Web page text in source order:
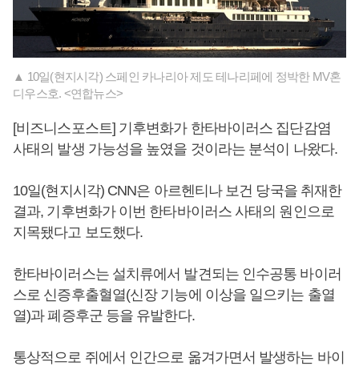
▲ 10일(현지시각) 스페인 카나리아 제도 테나리페에 정박한 MV혼
디우스호. <연합뉴스>
[비즈니스포스트] 기후변화가 한타바이러스 집단감염
사태의 발생 가능성을 높였을 것이라는 분석이 나왔다.
10일(현지시각) CNN은 아르헨티나 보건 당국을 취재한
결과, 기후변화가 이번 한타바이러스 사태의 원인으로
지목됐다고 보도했다.
한타바이러스는 설치류에서 발견되는 인수공통 바이러
스로 신증후출혈열(신장 기능에 이상을 일으키는 출열
열)과 폐증후군 등을 유발한다.
통상적으로 쥐에서 인간으로 옮겨가면서 발생하는 바이